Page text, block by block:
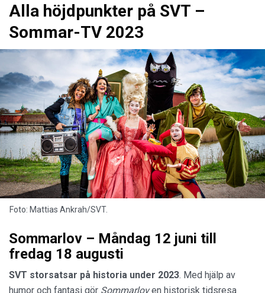
Alla höjdpunkter på SVT –
Sommar-TV 2023
Foto: Mattias Ankrah/SVT.
Sommarlov – Måndag 12 juni till
fredag 18 augusti
SVT storsatsar på historia under 2023. Med hjälp av
humor och fantasi gör Sommarloven historisk tidsresa